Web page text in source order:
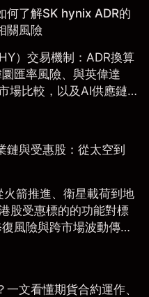
何了解SK hynix ADR的
關風險
）交易機制：ADR換算
匯率風險、與英偉達
場比較，以及AI供應鏈
者參考。
鏈與受惠股：從太空到
箭推進、衛星載荷到地
股受惠標的的功能對標
風險與跨市場波動傳
一文看懂期貨合約運作、